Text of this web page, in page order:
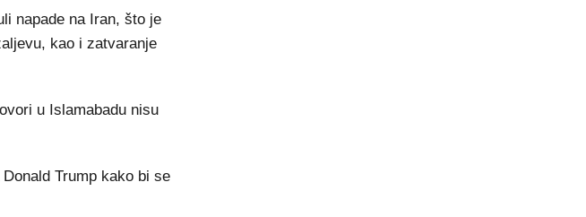
napade na Iran, što je
kao i zatvaranje
u Islamabadu nisu
Trump kako bi se